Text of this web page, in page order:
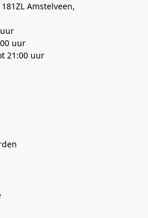
Amstelveen,
uur
21:00 uur